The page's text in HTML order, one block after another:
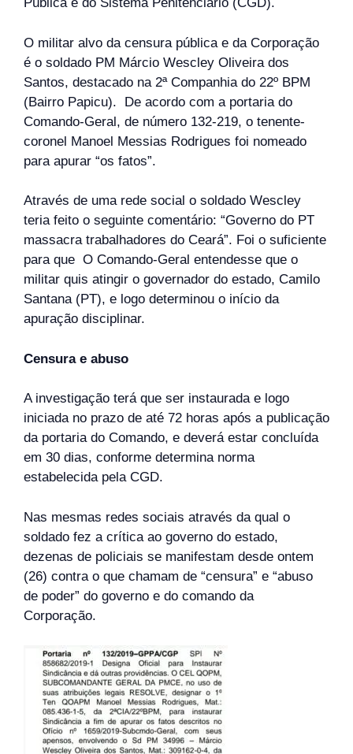
O militar alvo da censura pública e da Corporação
é o soldado PM Márcio Wescley Oliveira dos
Santos, destacado na 2ª Companhia do 22º BPM
(Bairro Papicu). De acordo com a portaria do
Comando-Geral, de número 132-219, o tenente-
coronel Manoel Messias Rodrigues foi nomeado
para apurar “os fatos”.
Através de uma rede social o soldado Wescley
teria feito o seguinte comentário: “Governo do PT
massacra trabalhadores do Ceará”. Foi o suficiente
para que O Comando-Geral entendesse que o
militar quis atingir o governador do estado, Camilo
Santana (PT), e logo determinou o início da
apuração disciplinar.
Censura e abuso
A investigação terá que ser instaurada e logo
iniciada no prazo de até 72 horas após a publicação
da portaria do Comando, e deverá estar concluída
em 30 dias, conforme determina norma
estabelecida pela CGD.
Nas mesmas redes sociais através da qual o
soldado fez a crítica ao governo do estado,
dezenas de policiais se manifestam desde ontem
(26) contra o que chamam de “censura” e “abuso
de poder” do governo e do comando da
Corporação.